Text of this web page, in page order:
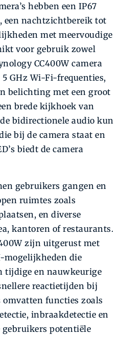
hebben een IP67
een nachtzichtbereik tot
met meervoudige
voor gebruik zowel
CC400W camera
GHz Wi-Fi-frequenties,
belichting met een groot
brede kijkhoek van
bidirectionele audio kun
bij de camera staat en
biedt de camera
gebruikers gangen en
ruimtes zoals
en diverse
kantoren of restaurants.
zijn uitgerust met
mogelijkheden die
tijdige en nauwkeurige
reactietijden bij
omvatten functies zoals
inbraakdetectie en
gebruikers potentiële